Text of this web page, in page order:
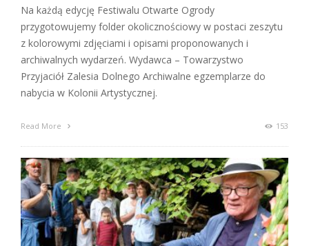
Na każdą edycję Festiwalu Otwarte Ogrody
przygotowujemy folder okolicznościowy w postaci zeszytu
z kolorowymi zdjęciami i opisami proponowanych i
archiwalnych wydarzeń. Wydawca – Towarzystwo
Przyjaciół Zalesia Dolnego Archiwalne egzemplarze do
nabycia w Kolonii Artystycznej.
Read More 153